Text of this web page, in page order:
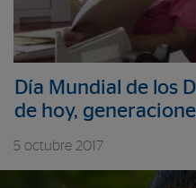
Día Mundial de los
de hoy,
5 octubre 2017